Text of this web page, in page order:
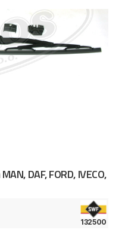
DAF, FORD, IVECO,
132500